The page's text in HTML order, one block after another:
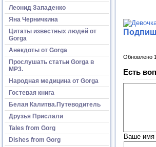
Леонид Западенко
Яна Черничкина
Цитаты известных людей от
Gorga
Анекдоты от Gorga
Прослушать статьи Gorga в
МР3.
Народная медицина от Gorga
Гостевая книга
Белая Калитва.Путеводитель
Друзья Прислали
Tales from Gorg
Dishes from Gorg
Обновлено
Есть
Ваше имя